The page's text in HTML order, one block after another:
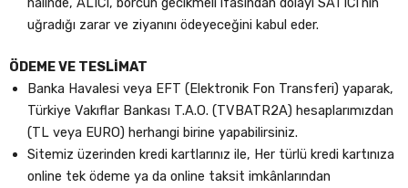
uğradığı zarar ve ziyanını ödeyeceğini kabul eder.
ÖDEME VE TESLİMAT
Banka Havalesi veya EFT (Elektronik Fon Transferi) yaparak,
Türkiye Vakıflar Bankası T.A.O. (TVBATR2A) hesaplarımızdan
(TL veya EURO) herhangi birine yapabilirsiniz.
Sitemiz üzerinden kredi kartlarınız ile, Her türlü kredi kartınıza
online tek ödeme ya da online taksit imkânlarından